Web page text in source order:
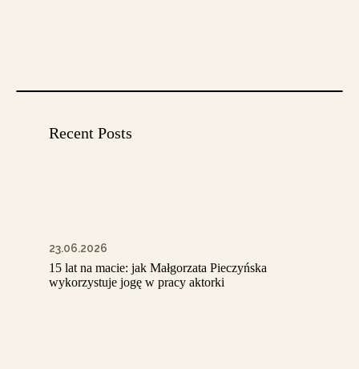
Recent Posts
23.06.2026
15 lat na macie: jak Małgorzata Pieczyńska
wykorzystuje jogę w pracy aktorki